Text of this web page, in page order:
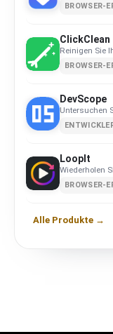
BROWSER-
ClickClean
Reinigen Sie
BROWSER-
DevScope
Untersuchen
LoopIt
Wiederholen
BROWSER-
Alle Produkte →